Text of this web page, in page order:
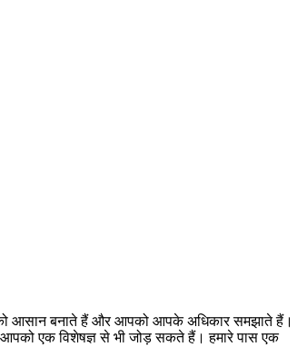
को आसान बनाते हैं और आपको आपके अधिकार समझाते हैं।
आपको एक विशेषज्ञ से भी जोड़ सकते हैं। हमारे पास एक